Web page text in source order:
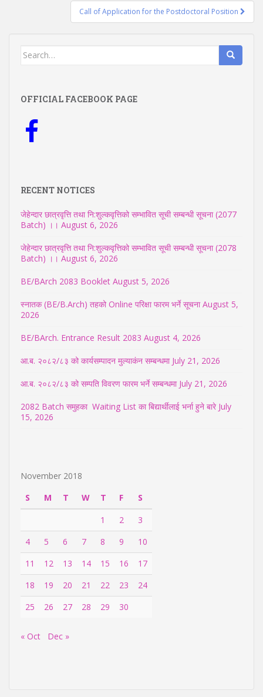
Call of Application for the Postdoctoral Position
Search
OFFICIAL FACEBOOK PAGE
RECENT NOTICES
जेहेन्दार छात्रवृत्ति तथा नि:शुल्कवृत्तिको सम्भावित सूची सम्बन्धी सूचना (2077
Batch) ।। August 6, 2026
जेहेन्दार छात्रवृत्ति तथा नि:शुल्कवृत्तिको सम्भावित सूची सम्बन्धी सूचना (2078
Batch) ।। August 6, 2026
BE/BArch 2083 Booklet August 5, 2026
स्नातक (BE/B.Arch) तहको Online परिक्षा फारम भर्ने सूचना August 5,
2026
BE/BArch. Entrance Result 2083 August 4, 2026
आ.ब. २०८२/८३ को कार्यसम्पादन मुल्याकंन सम्बन्धमा July 21, 2026
आ.ब. २०८२/८३ को सम्पति विवरण फारम भर्ने सम्बन्धमा July 21, 2026
2082 Batch समुहका Waiting List का बिद्यार्थीलाई भर्ना हुने बारे July
15, 2026
November 2018
S
M T W T F
S
1
2
3
4
5 6 7 8 9
10
11
12 13 14 15 16
17
18
19 20 21 22 23
24
25
26 27 28 29 30
« Oct Dec »